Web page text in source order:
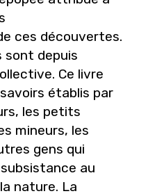
ces découvertes.
sont depuis
Ce livre
établis par
les petits
mineurs, les
gens qui
au
nature. La